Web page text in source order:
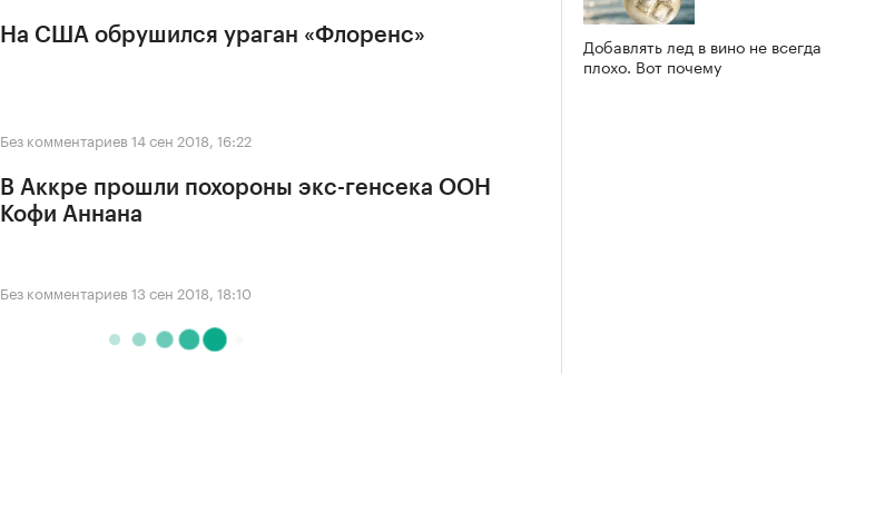
На США обрушился ураган «Флоренс»
Без комментариев 14 сен 2018, 16:22
В Аккре прошли похороны экс-генсека ООН
Кофи Аннана
Без комментариев 13 сен 2018, 18:10
Добавлять лед в вино не всегда
плохо. Вот почему